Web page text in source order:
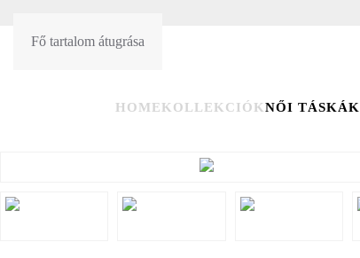
Fő tartalom átugrása
HOMEKOLLEKCIÓKNŐI TÁSKÁK